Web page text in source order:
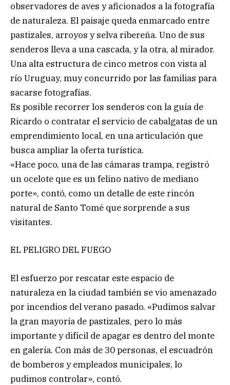
observadores de aves y aficionados a la fotografía
de naturaleza. El paisaje queda enmarcado entre
pastizales, arroyos y selva ribereña. Uno de sus
senderos lleva a una cascada, y la otra, al mirador.
Una alta estructura de cinco metros con vista al
río Uruguay, muy concurrido por las familias para
sacarse fotografías.
Es posible recorrer los senderos con la guía de
Ricardo o contratar el servicio de cabalgatas de un
emprendimiento local, en una articulación que
busca ampliar la oferta turística.
«Hace poco, una de las cámaras trampa, registró
un ocelote que es un felino nativo de mediano
porte», contó, como un detalle de este rincón
natural de Santo Tomé que sorprende a sus
visitantes.
EL PELIGRO DEL FUEGO
El esfuerzo por rescatar este espacio de
naturaleza en la ciudad también se vio amenazado
por incendios del verano pasado. «Pudimos salvar
la gran mayoría de pastizales, pero lo más
importante y difícil de apagar es dentro del monte
en galería. Con más de 30 personas, el escuadrón
de bomberos y empleados municipales, lo
pudimos controlar», contó.